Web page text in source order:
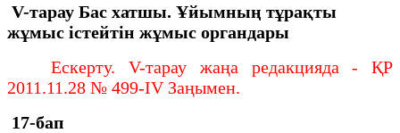
V-тарау Бас хатшы. Ұйымның тұрақты
жұмыс істейтін жұмыс органдары
Ескерту. V-тарау жаңа редакцияда - ҚР
2011.11.28 № 499-IV Заңымен.
17-бап